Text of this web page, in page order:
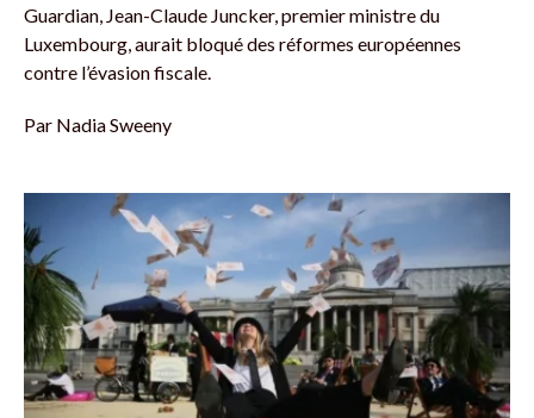
Guardian, Jean-Claude Juncker, premier ministre du
Luxembourg, aurait bloqué des réformes européennes
contre l’évasion fiscale.
Par Nadia Sweeny